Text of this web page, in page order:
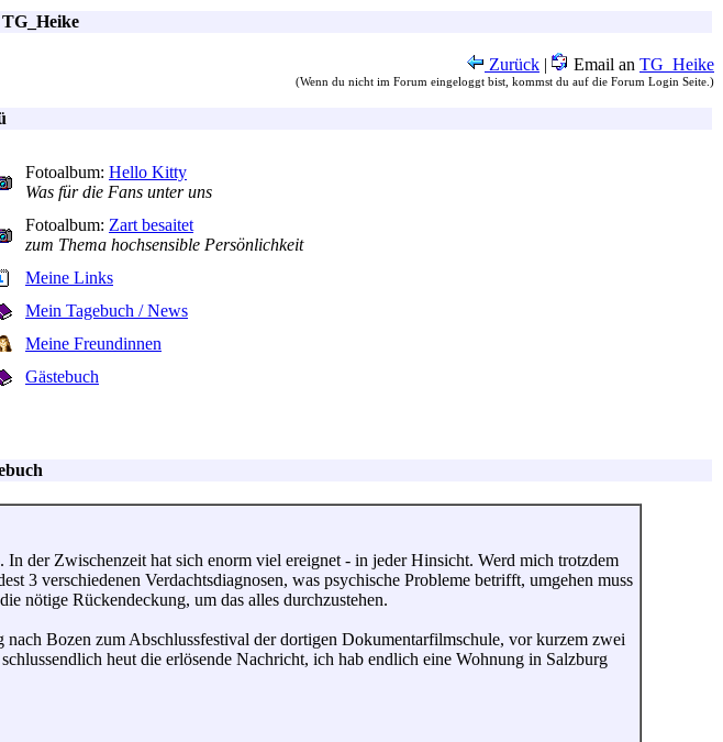
Zurück | Email an TG_Heike
(Wenn du nicht im Forum eingeloggt bist, kommst du auf die Forum Login Seite.)
Fotoalbum: Hello Kitty
Was für die Fans unter uns
Fotoalbum: Zart besaitet
zum Thema hochsensible Persönlichkeit
Meine Links
Mein Tagebuch / News
Meine Freundinnen
Gästebuch
In der Zwischenzeit hat sich enorm viel ereignet - in jeder Hinsicht. Werd mich trotzdem
3 verschiedenen Verdachtsdiagnosen, was psychische Probleme betrifft, umgehen muss
nötige Rückendeckung, um das alles durchzustehen.
Bozen zum Abschlussfestival der dortigen Dokumentarfilmschule, vor kurzem zwei
heut die erlösende Nachricht, ich hab endlich eine Wohnung in Salzburg